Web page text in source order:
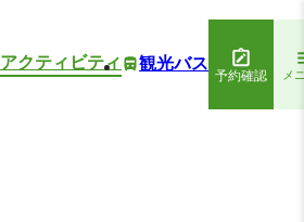
アクティビティ 観光バス
予約確認 メ